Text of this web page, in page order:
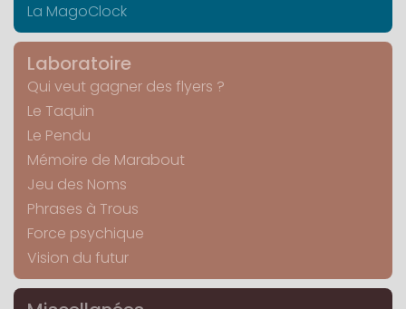
La MagoClock
Laboratoire
Qui veut gagner des flyers ?
Le Taquin
Le Pendu
Mémoire de Marabout
Jeu des Noms
Phrases à Trous
Force psychique
Vision du futur